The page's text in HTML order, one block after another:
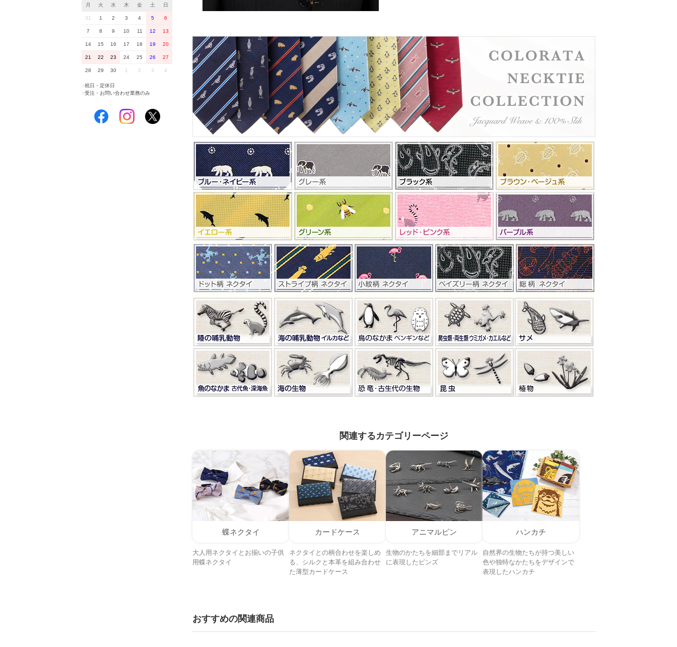
月 火 水 木 金 土 日
31 1 2 3 4 5 6
7 8 9 10 11 12 13
14 15 16 17 18 19 20
21 22 23 24 25 26 27
28 29 30 1 2 3 4
祝日・定休日
■受注・お問い合わせ業務のみ
関連するカテゴリーページ
蝶ネクタイ
大人用ネクタイとお揃いの子供
用蝶ネクタイ
カードケース
ネクタイとの柄合わせを楽しめ
る、シルクと本革を組み合わせ
た薄型カードケース
アニマルピン
生物のかたちを細部までリアル
に表現したピンズ
ハンカチ
自然界の生物たちが持つ美しい
色や独特なかたちをデザインで
表現したハンカチ
おすすめの関連商品